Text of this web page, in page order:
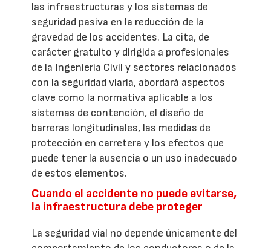
las infraestructuras y los sistemas de
seguridad pasiva en la reducción de la
gravedad de los accidentes. La cita, de
carácter gratuito y dirigida a profesionales
de la Ingeniería Civil y sectores relacionados
con la seguridad viaria, abordará aspectos
clave como la normativa aplicable a los
sistemas de contención, el diseño de
barreras longitudinales, las medidas de
protección en carretera y los efectos que
puede tener la ausencia o un uso inadecuado
de estos elementos.
Cuando el accidente no puede evitarse,
la infraestructura debe proteger
La seguridad vial no depende únicamente del